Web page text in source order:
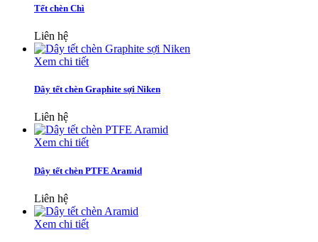
Tết chèn Chì
Liên hệ
Xem chi tiết
Dây tết chèn Graphite sợi Niken
Liên hệ
Xem chi tiết
Dây tết chèn PTFE Aramid
Liên hệ
Xem chi tiết